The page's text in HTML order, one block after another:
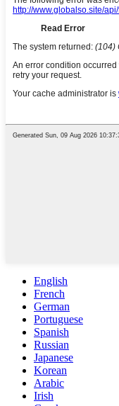
English
French
German
Portuguese
Spanish
Russian
Japanese
Korean
Arabic
Irish